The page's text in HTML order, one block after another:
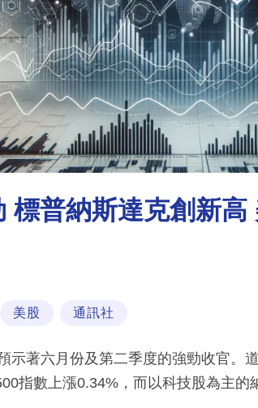
標普納斯達克創新高
美股 通訊社
示著六月份及第二季度的強勁收官。
指數上漲0.34%，而以科技股為主的